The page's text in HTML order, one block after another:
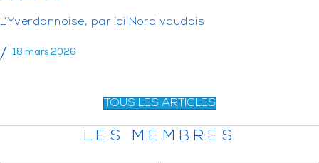
L’Yverdonnoise, par ici Nord vaudois
18 mars 2026
TOUS LES ARTICLES
LES MEMBRES